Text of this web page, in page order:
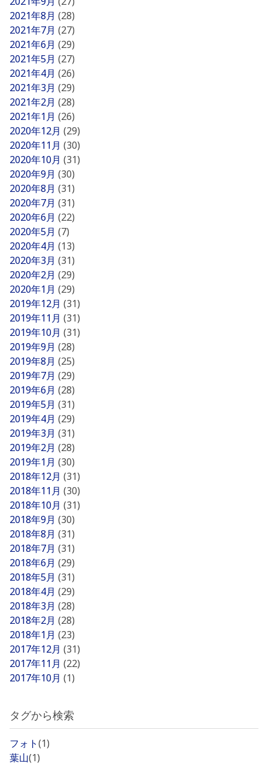
2021年8月 (28)
2021年7月 (27)
2021年6月 (29)
2021年5月 (27)
2021年4月 (26)
2021年3月 (29)
2021年2月 (28)
2021年1月 (26)
2020年12月 (29)
2020年11月 (30)
2020年10月 (31)
2020年9月 (30)
2020年8月 (31)
2020年7月 (31)
2020年6月 (22)
2020年5月 (7)
2020年4月 (13)
2020年3月 (31)
2020年2月 (29)
2020年1月 (29)
2019年12月 (31)
2019年11月 (31)
2019年10月 (31)
2019年9月 (28)
2019年8月 (25)
2019年7月 (29)
2019年6月 (28)
2019年5月 (31)
2019年4月 (29)
2019年3月 (31)
2019年2月 (28)
2019年1月 (30)
2018年12月 (31)
2018年11月 (30)
2018年10月 (31)
2018年9月 (30)
2018年8月 (31)
2018年7月 (31)
2018年6月 (29)
2018年5月 (31)
2018年4月 (29)
2018年3月 (28)
2018年2月 (28)
2018年1月 (23)
2017年12月 (31)
2017年11月 (22)
2017年10月 (1)
タグから検索
フォト(1)
葉山(1)